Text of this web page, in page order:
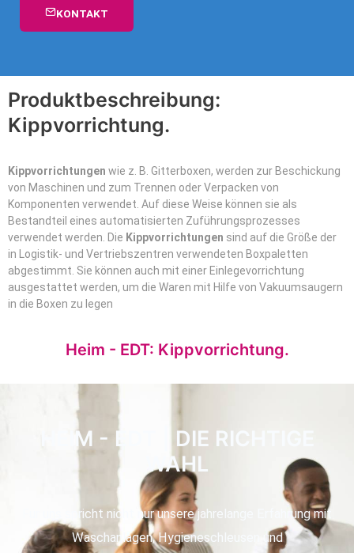
KONTAKT
Produktbeschreibung:
Kippvorrichtung.
Kippvorrichtungen wie z. B. Gitterboxen, werden zur Beschickung
von Maschinen und zum Trennen oder Verpacken von
Komponenten verwendet. Auf diese Weise können sie als
Bestandteil eines automatisierten Zuführungsprozesses
verwendet werden. Die Kippvorrichtungen sind auf die Größe der
in Logistik- und Vertriebszentren verwendeten Boxpaletten
abgestimmt. Sie können auch mit einer Einlegevorrichtung
ausgestattet werden, um die Waren mit Hilfe von Vakuumsaugern
in die Boxen zu legen
Heim - EDT: Kippvorrichtung.
HEIM - EDT | DIE RICHTIGE
WAHL
Für uns spricht nicht nur unsere jahrelange Erfahrung mit
Waschanlagen, Hygieneschleusen und